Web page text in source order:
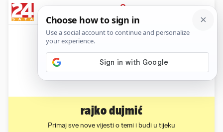
PRIJAVA
News
rajko dujmić
Primaj sve nove vijesti o temi i budi u tijeku